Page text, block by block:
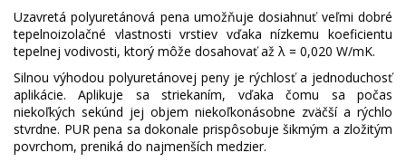
Uzavretá polyuretánová pena umožňuje dosiahnuť veľmi dobré
tepelnoizolačné vlastnosti vrstiev vďaka nízkemu koeficientu
tepelnej vodivosti, ktorý môže dosahovať až λ = 0,020 W/mK.
Silnou výhodou polyuretánovej peny je rýchlosť a jednoduchosť
aplikácie. Aplikuje sa striekaním, vďaka čomu sa počas
niekoľkých sekúnd jej objem niekoľkonásobne zväčší a rýchlo
stvrdne. PUR pena sa dokonale prispôsobuje šikmým a zložitým
povrchom, preniká do najmenších medzier.